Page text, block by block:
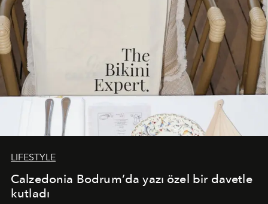
LIFESTYLE
Calzedonia Bodrum’da yazı özel bir davetle
kutladı